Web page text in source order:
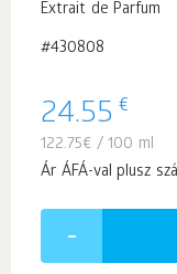
Extrait de Parfum
#430808
24.55 €
122.75€ / 100 ml
Ár ÁFÁ-val plusz